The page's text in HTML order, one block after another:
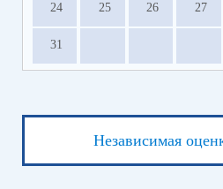
24 25 26 27
31
Независимая